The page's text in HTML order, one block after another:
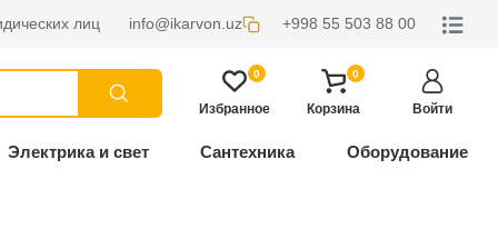
лиц info@ikarvon.uz +998 55 503 88 00
0
Избранное
0
Корзина Войти
Электрика и свет Сантехника Оборудование